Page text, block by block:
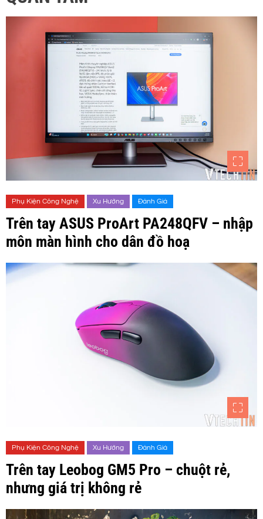
Phụ Kiện Công Nghệ Xu Hướng Đánh Giá
Trên tay ASUS ProArt PA248QFV – nhập
môn màn hình cho dân đồ hoạ
Phụ Kiện Công Nghệ Xu Hướng Đánh Giá
Trên tay Leobog GM5 Pro – chuột rẻ,
nhưng giá trị không rẻ